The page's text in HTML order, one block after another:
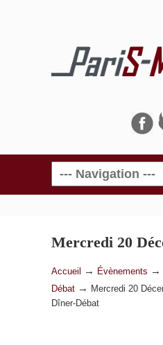
Navigation
Mercredi 20
Munch Dîner-
Accueil → Évènements →
Débat →
Mercredi 20
Dîner-Débat